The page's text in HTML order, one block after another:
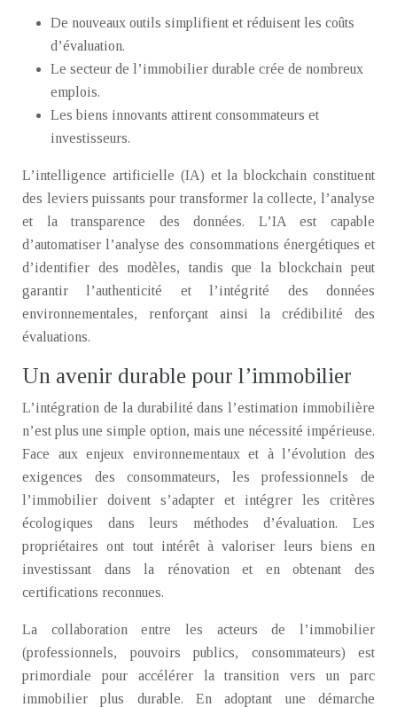
De nouveaux outils simplifient et réduisent les coûts
d’évaluation.
Le secteur de l’immobilier durable crée de nombreux
emplois.
Les biens innovants attirent consommateurs et
investisseurs.
L’intelligence artificielle (IA) et la blockchain constituent
des leviers puissants pour transformer la collecte, l’analyse
et la transparence des données. L’IA est capable
d’automatiser l’analyse des consommations énergétiques et
d’identifier des modèles, tandis que la blockchain peut
garantir l’authenticité et l’intégrité des données
environnementales, renforçant ainsi la crédibilité des
évaluations.
Un avenir durable pour l’immobilier
L’intégration de la durabilité dans l’estimation immobilière
n’est plus une simple option, mais une nécessité impérieuse.
Face aux enjeux environnementaux et à l’évolution des
exigences des consommateurs, les professionnels de
l’immobilier doivent s’adapter et intégrer les critères
écologiques dans leurs méthodes d’évaluation. Les
propriétaires ont tout intérêt à valoriser leurs biens en
investissant dans la rénovation et en obtenant des
certifications reconnues.
La collaboration entre les acteurs de l’immobilier
(professionnels, pouvoirs publics, consommateurs) est
primordiale pour accélérer la transition vers un parc
immobilier plus durable. En adoptant une démarche